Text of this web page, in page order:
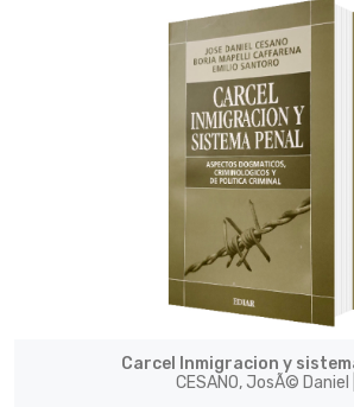
Carcel Inmigracion y
CESANO, JosÃ© Daniel |